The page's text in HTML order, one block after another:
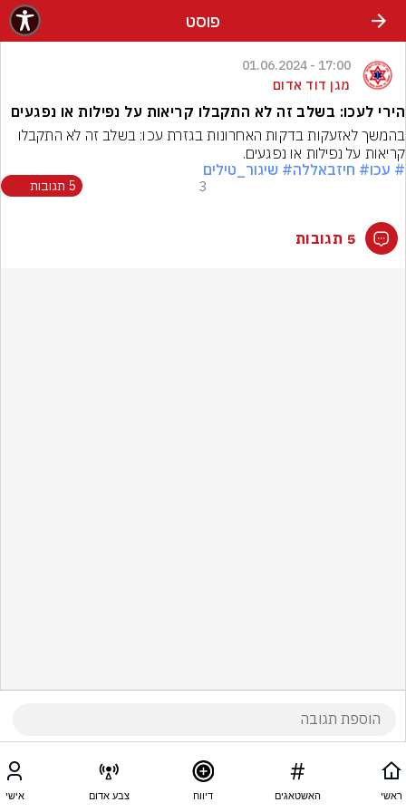
פוסט
17:00 - 01.06.2024
מגן דוד אדום
הירי לעכו: בשלב זה לא התקבלו קריאות על נפילות או נפגעים
קריאות על נפילות או נפגעים.
# עכו# חיזבאללה# שיגור_טילים
3 5 תגובות
5 תגובות
ראשי האשטאגים דיווח צבע אדום אישי